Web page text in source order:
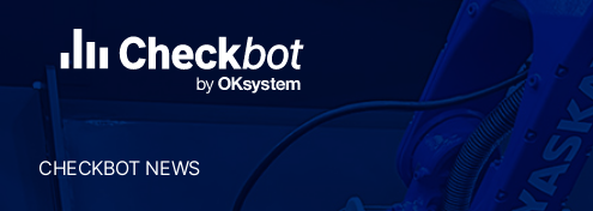
CHECKBOT NEWS